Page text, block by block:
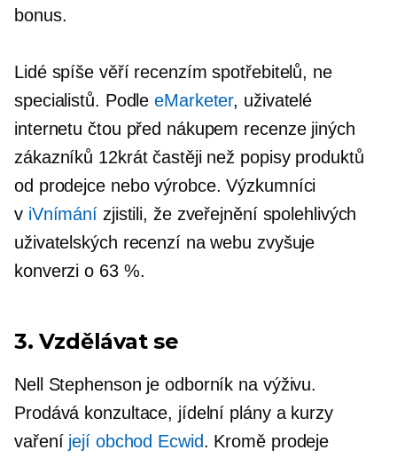
bonus.
Lidé spíše věří recenzím spotřebitelů, ne
specialistů. PodleeMarketer, uživatelé
internetu čtou před nákupem recenze jiných
zákazníků 12krát častěji než popisy produktů
od prodejce nebo výrobce. Výzkumníci
v iVnímání zjistili, že zveřejnění spolehlivých
uživatelských recenzí na webu zvyšuje
konverzi o 63 %.
3. Vzdělávat se
Nell Stephenson je odborník na výživu.
Prodává konzultace, jídelní plány a kurzy
vaření její obchod Ecwid. Kromě prodeje